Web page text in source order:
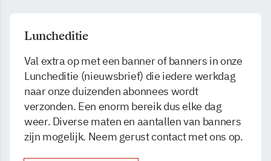
Luncheditie
Val extra op met een banner of banners in onze
Luncheditie (nieuwsbrief) die iedere werkdag
naar onze duizenden abonnees wordt
verzonden. Een enorm bereik dus elke dag
weer. Diverse maten en aantallen van banners
zijn mogelijk. Neem gerust contact met ons op.